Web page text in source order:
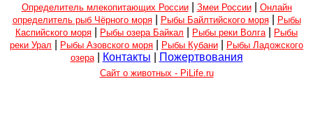
Определитель млекопитающих России| Змеи России| Онлайн
определитель рыб Чёрного моря| Рыбы Байлтийского моря|
Рыбы
Каспийского моря
Рыбы озера Байкал Рыбы реки Волга
Рыбы
реки Урал
Рыбы Азовского моря Рыбы Кубани
Рыбы Ладожского
озера| Контакты Пожертвования
Сайт о животных - PiLife.ru